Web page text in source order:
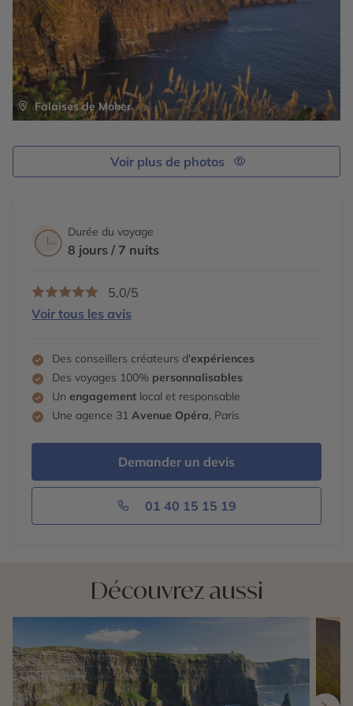
Falaises de Moher
Voir plus de photos
Durée du voyage
8 jours / 7 nuits
5,0/5
Voir tous les avis
Des conseillers créateurs d'expériences
Des voyages 100% personnalisables
Un engagement local et responsable
Une agence 31 Avenue Opéra, Paris
Demander un devis
01 40 15 15 19
Découvrez aussi